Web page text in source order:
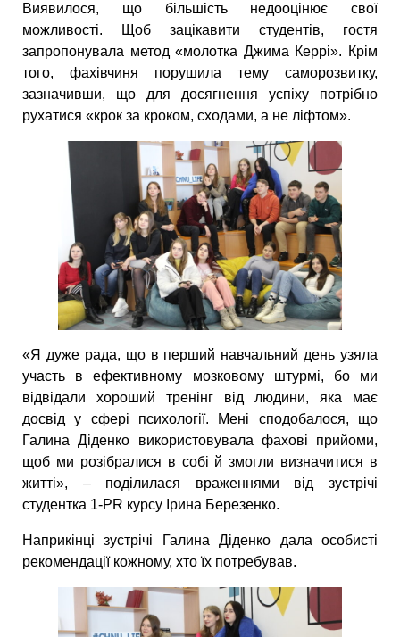
Виявилося, що більшість недооцінює свої
можливості. Щоб зацікавити студентів, гостя
запропонувала метод «молотка Джима Керрі». Крім
того, фахівчиня порушила тему саморозвитку,
зазначивши, що для досягнення успіху потрібно
рухатися «крок за кроком, сходами, а не ліфтом».
«Я дуже рада, що в перший навчальний день узяла
участь в ефективному мозковому штурмі, бо ми
відвідали хороший тренінг від людини, яка має
досвід у сфері психології. Мені сподобалося, що
Галина Діденко використовувала фахові прийоми,
щоб ми розібралися в собі й змогли визначитися в
житті», – поділилася враженнями від зустрічі
студентка 1-PR курсу Ірина Березенко.
Наприкінці зустрічі Галина Діденко дала особисті
рекомендації кожному, хто їх потребував.